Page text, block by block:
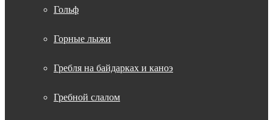
Гольф
Горные лыжи
Гребля на байдарках и каноэ
Гребной слалом